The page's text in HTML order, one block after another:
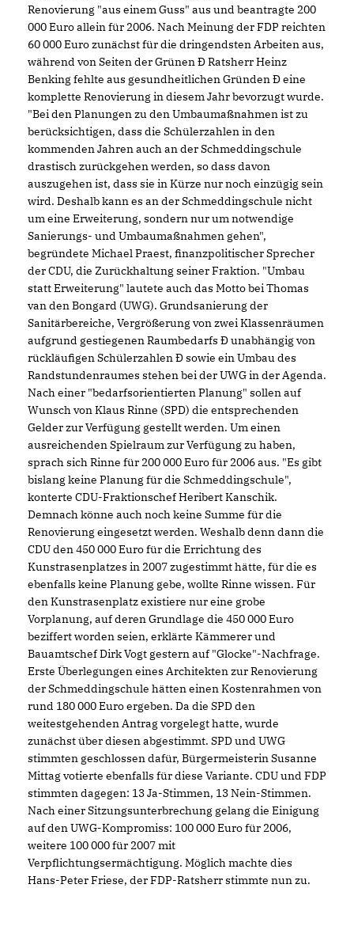
Renovierung "aus einem Guss" aus und beantragte 200
000 Euro allein für 2006. Nach Meinung der FDP reichten
60 000 Euro zunächst für die dringendsten Arbeiten aus,
während von Seiten der Grünen Ð Ratsherr Heinz
Benking fehlte aus gesundheitlichen Gründen Ð eine
komplette Renovierung in diesem Jahr bevorzugt wurde.
"Bei den Planungen zu den Umbaumaßnahmen ist zu
berücksichtigen, dass die Schülerzahlen in den
kommenden Jahren auch an der Schmeddingschule
drastisch zurückgehen werden, so dass davon
auszugehen ist, dass sie in Kürze nur noch einzügig sein
wird. Deshalb kann es an der Schmeddingschule nicht
um eine Erweiterung, sondern nur um notwendige
Sanierungs- und Umbaumaßnahmen gehen",
begründete Michael Praest, finanzpolitischer Sprecher
der CDU, die Zurückhaltung seiner Fraktion. "Umbau
statt Erweiterung" lautete auch das Motto bei Thomas
van den Bongard (UWG). Grundsanierung der
Sanitärbereiche, Vergrößerung von zwei Klassenräumen
aufgrund gestiegenen Raumbedarfs Ð unabhängig von
rückläufigen Schülerzahlen Ð sowie ein Umbau des
Randstundenraumes stehen bei der UWG in der Agenda.
Nach einer "bedarfsorientierten Planung" sollen auf
Wunsch von Klaus Rinne (SPD) die entsprechenden
Gelder zur Verfügung gestellt werden. Um einen
ausreichenden Spielraum zur Verfügung zu haben,
sprach sich Rinne für 200 000 Euro für 2006 aus. "Es gibt
bislang keine Planung für die Schmeddingschule",
konterte CDU-Fraktionschef Heribert Kanschik.
Demnach könne auch noch keine Summe für die
Renovierung eingesetzt werden. Weshalb denn dann die
CDU den 450 000 Euro für die Errichtung des
Kunstrasenplatzes in 2007 zugestimmt hätte, für die es
ebenfalls keine Planung gebe, wollte Rinne wissen. Für
den Kunstrasenplatz existiere nur eine grobe
Vorplanung, auf deren Grundlage die 450 000 Euro
beziffert worden seien, erklärte Kämmerer und
Bauamtschef Dirk Vogt gestern auf "Glocke"-Nachfrage.
Erste Überlegungen eines Architekten zur Renovierung
der Schmeddingschule hätten einen Kostenrahmen von
rund 180 000 Euro ergeben. Da die SPD den
weitestgehenden Antrag vorgelegt hatte, wurde
zunächst über diesen abgestimmt. SPD und UWG
stimmten geschlossen dafür, Bürgermeisterin Susanne
Mittag votierte ebenfalls für diese Variante. CDU und FDP
stimmten dagegen: 13 Ja-Stimmen, 13 Nein-Stimmen.
Nach einer Sitzungsunterbrechung gelang die Einigung
auf den UWG-Kompromiss: 100 000 Euro für 2006,
weitere 100 000 für 2007 mit
Verpflichtungsermächtigung. Möglich machte dies
Hans-Peter Friese, der FDP-Ratsherr stimmte nun zu.